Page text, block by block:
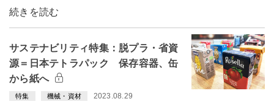
続きを読む
サステナビリティ特集：脱プラ・省資
源＝日本テトラパック 保存容器、缶
から紙へ
特集 機械・資材 2023.08.29